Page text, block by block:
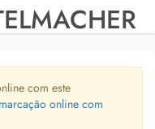
com este
online com